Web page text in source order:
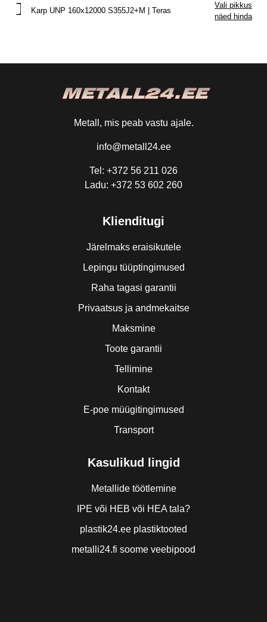
Karp UNP 160x12000 S355J2+M | Teras
Vali pikkus
näed hinda
Metall, mis peab vastu ajale.
info@metall24.ee
Tel: +372 56 211 026
Ladu: +372 53 602 260
Klienditugi
Järelmaks eraisikutele
Lepingu tüüptingimused
Raha tagasi garantii
Privaatsus ja andmekaitse
Maksmine
Toote garantii
Tellimine
Kontakt
E-poe müügitingimused
Transport
Kasulikud lingid
Metallide töötlemine
IPE või HEB või HEA tala?
plastik24.ee plastiktooted
metalli24.fi soome veebipood